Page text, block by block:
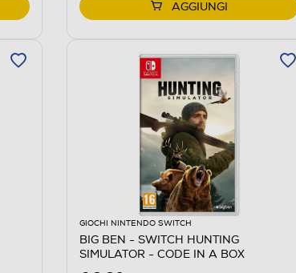
AGGIUNGI
GIOCHI NINTENDO SWITCH
BIG BEN - SWITCH HUNTING
SIMULATOR - CODE IN A BOX